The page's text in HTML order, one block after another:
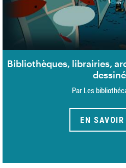
Bibliothèques, librairies,
Par Les
EN